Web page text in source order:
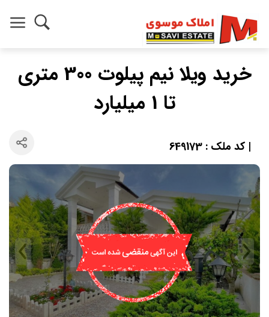
خرید ویلا نیم‌ پیلوت 300 متری
تا 1 میلیارد
| کد ملک : 649173